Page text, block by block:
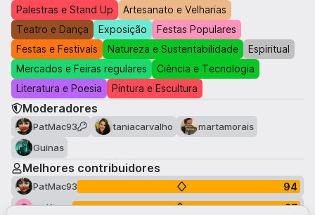
Palestras e Stand Up
Artesanato e Velharias
Teatro e Dança
Exposição
Festas Populares
Festas e Festivais
Natureza e Sustentabilidade
Espiritual
Mercados e Feiras regulares
Ciência e Tecnologia
Literatura e Poesia
Pintura e Escultura
Moderadores
PatMac93 taniacarvalho
martamorais
Guinas
Melhores contribuidores
PatMac93 94
wolftuga 27